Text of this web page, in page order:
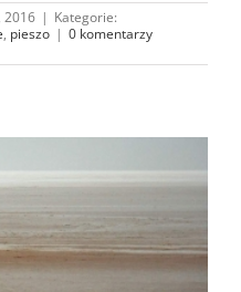
2016 | Kategorie:
, pieszo | 0 komentarzy